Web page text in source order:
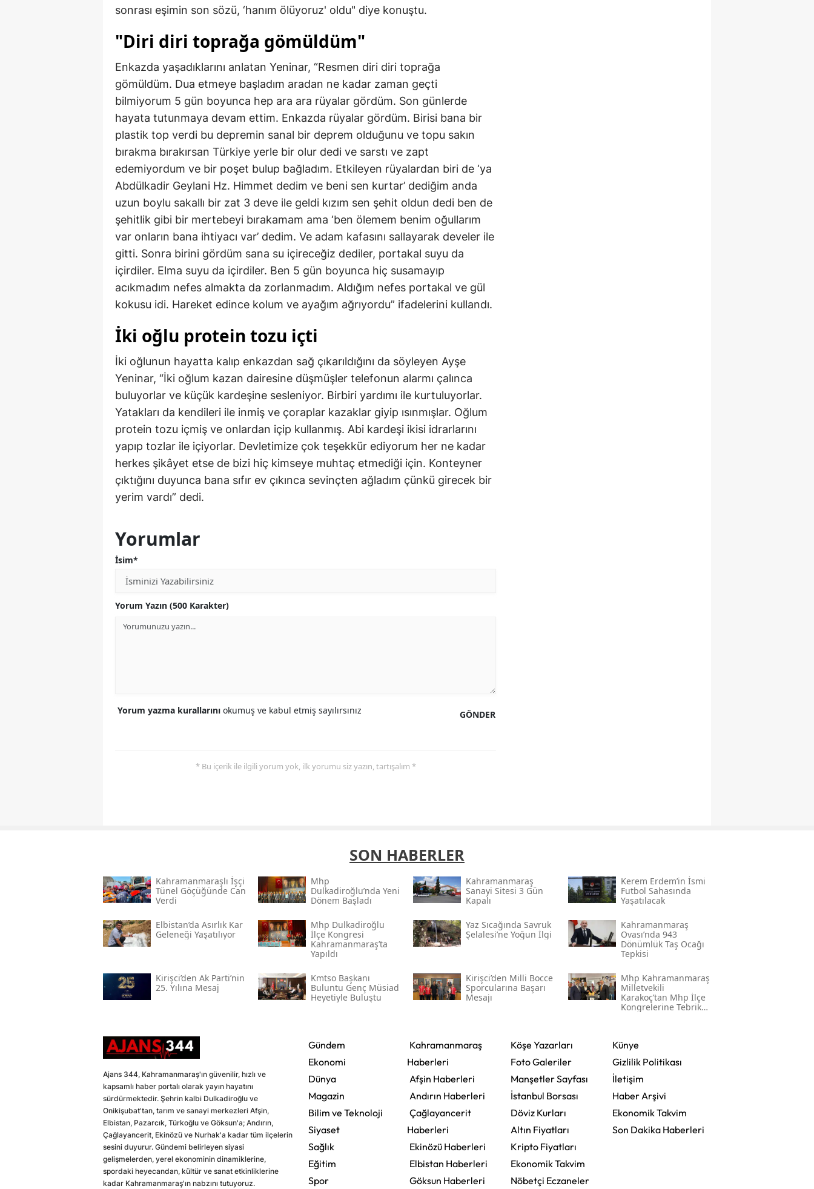
sonrası eşimin son sözü, ‘hanım ölüyoruz' oldu" diye konuştu.
"Diri diri toprağa gömüldüm"
Enkazda yaşadıklarını anlatan Yeninar, “Resmen diri diri toprağa
gömüldüm. Dua etmeye başladım aradan ne kadar zaman geçti
bilmiyorum 5 gün boyunca hep ara ara rüyalar gördüm. Son günlerde
hayata tutunmaya devam ettim. Enkazda rüyalar gördüm. Birisi bana bir
plastik top verdi bu depremin sanal bir deprem olduğunu ve topu sakın
bırakma bırakırsan Türkiye yerle bir olur dedi ve sarstı ve zapt
edemiyordum ve bir poşet bulup bağladım. Etkileyen rüyalardan biri de ‘ya
Abdülkadir Geylani Hz. Himmet dedim ve beni sen kurtar’ dediğim anda
uzun boylu sakallı bir zat 3 deve ile geldi kızım sen şehit oldun dedi ben de
şehitlik gibi bir mertebeyi bırakamam ama ‘ben ölemem benim oğullarım
var onların bana ihtiyacı var’ dedim. Ve adam kafasını sallayarak develer ile
gitti. Sonra birini gördüm sana su içireceğiz dediler, portakal suyu da
içirdiler. Elma suyu da içirdiler. Ben 5 gün boyunca hiç susamayıp
acıkmadım nefes almakta da zorlanmadım. Aldığım nefes portakal ve gül
kokusu idi. Hareket edince kolum ve ayağım ağrıyordu” ifadelerini kullandı.
İki oğlu protein tozu içti
İki oğlunun hayatta kalıp enkazdan sağ çıkarıldığını da söyleyen Ayşe
Yeninar, “İki oğlum kazan dairesine düşmüşler telefonun alarmı çalınca
buluyorlar ve küçük kardeşine sesleniyor. Birbiri yardımı ile kurtuluyorlar.
Yatakları da kendileri ile inmiş ve çoraplar kazaklar giyip ısınmışlar. Oğlum
protein tozu içmiş ve onlardan içip kullanmış. Abi kardeşi ikisi idrarlarını
yapıp tozlar ile içiyorlar. Devletimize çok teşekkür ediyorum her ne kadar
herkes şikâyet etse de bizi hiç kimseye muhtaç etmediği için. Konteyner
çıktığını duyunca bana sıfır ev çıkınca sevinçten ağladım çünkü girecek bir
yerim vardı” dedi.
Yorumlar
İsim*
Yorum Yazın (500 Karakter)
GÖNDER
Yorum yazma kurallarını okumuş ve kabul etmiş sayılırsınız
* Bu içerik ile ilgili yorum yok, ilk yorumu siz yazın, tartışalım *
SON HABERLER
Kahramanmaraşlı İşçi
Tünel Göçüğünde Can
Verdi
Mhp
Dulkadiroğlu’nda Yeni
Dönem Başladı
Kahramanmaraş
Sanayi Sitesi 3 Gün
Kapalı
Kerem Erdem’in İsmi
Futbol Sahasında
Yaşatılacak
Elbistan’da Asırlık Kar
Geleneği Yaşatılıyor
Mhp Dulkadiroğlu
İlçe Kongresi
Kahramanmaraş’ta
Yapıldı
Yaz Sıcağında Savruk
Şelalesi’ne Yoğun İlgi
Kahramanmaraş
Ovası’nda 943
Dönümlük Taş Ocağı
Tepkisi
Kirişci’den Ak Parti’nin
25. Yılına Mesaj
Kmtso Başkanı
Buluntu Genç Müsi̇ad
Heyetiyle Buluştu
Kirişci’den Milli Bocce
Sporcularına Başarı
Mesajı
Mhp Kahramanmaraş
Milletvekili
Karakoç’tan Mhp İlçe
Kongrelerine Tebrik
Ajans 344, Kahramanmaraş'ın güvenilir, hızlı ve
kapsamlı haber portalı olarak yayın hayatını
sürdürmektedir. Şehrin kalbi Dulkadiroğlu ve
Onikişubat'tan, tarım ve sanayi merkezleri Afşin,
Elbistan, Pazarcık, Türkoğlu ve Göksun'a; Andırın,
Çağlayancerit, Ekinözü ve Nurhak'a kadar tüm ilçelerin
sesini duyurur. Gündemi belirleyen siyasi
gelişmelerden, yerel ekonominin dinamiklerine,
spordaki heyecandan, kültür ve sanat etkinliklerine
kadar Kahramanmaraş'ın nabzını tutuyoruz.
Gündem
Ekonomi
Dünya
Magazin
Bilim ve Teknoloji
Siyaset
Sağlık
Eğitim
Spor
Kahramanmaraş
Haberleri
Afşin Haberleri
Andırın Haberleri
Çağlayancerit
Haberleri
Ekinözü Haberleri
Elbistan Haberleri
Göksun Haberleri
Köşe Yazarları
Foto Galeriler
Manşetler Sayfası
İstanbul Borsası
Döviz Kurları
Altın Fiyatları
Kripto Fiyatları
Ekonomik Takvim
Nöbetçi Eczaneler
Künye
Gizlilik Politikası
İletişim
Haber Arşivi
Ekonomik Takvim
Son Dakika Haberleri